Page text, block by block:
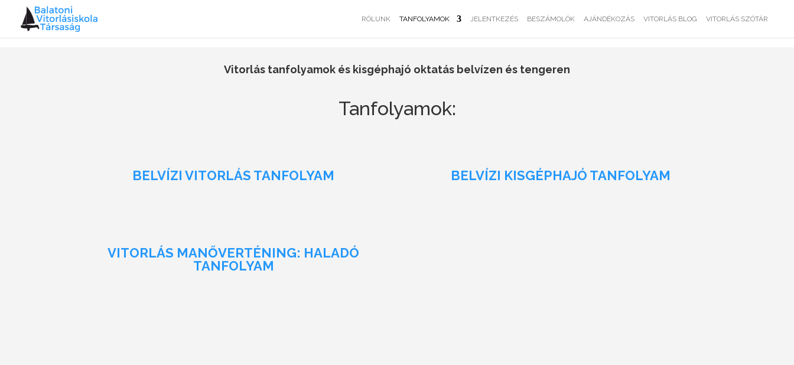
RÓLUNK TANFOLYAMOK JELENTKEZÉS BESZÁMOLÓK AJÁNDÉKOZÁS VITORLÁS BLOG VITORLÁS SZÓTÁR
Vitorlás tanfolyamok és kisgéphajó oktatás belvízen és tengeren
Tanfolyamok:
BELVÍZI VITORLÁS TANFOLYAM BELVÍZI KISGÉPHAJÓ TANFOLYAM
VITORLÁS MANŐVERTÉNING: HALADÓ
TANFOLYAM